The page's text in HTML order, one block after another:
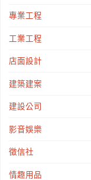
專業工程
工業工程
店面設計
建築建案
建設公司
影音娛樂
徵信社
情趣用品